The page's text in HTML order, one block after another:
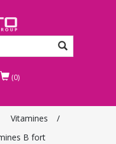
(0)
Vitamines
/
B fort